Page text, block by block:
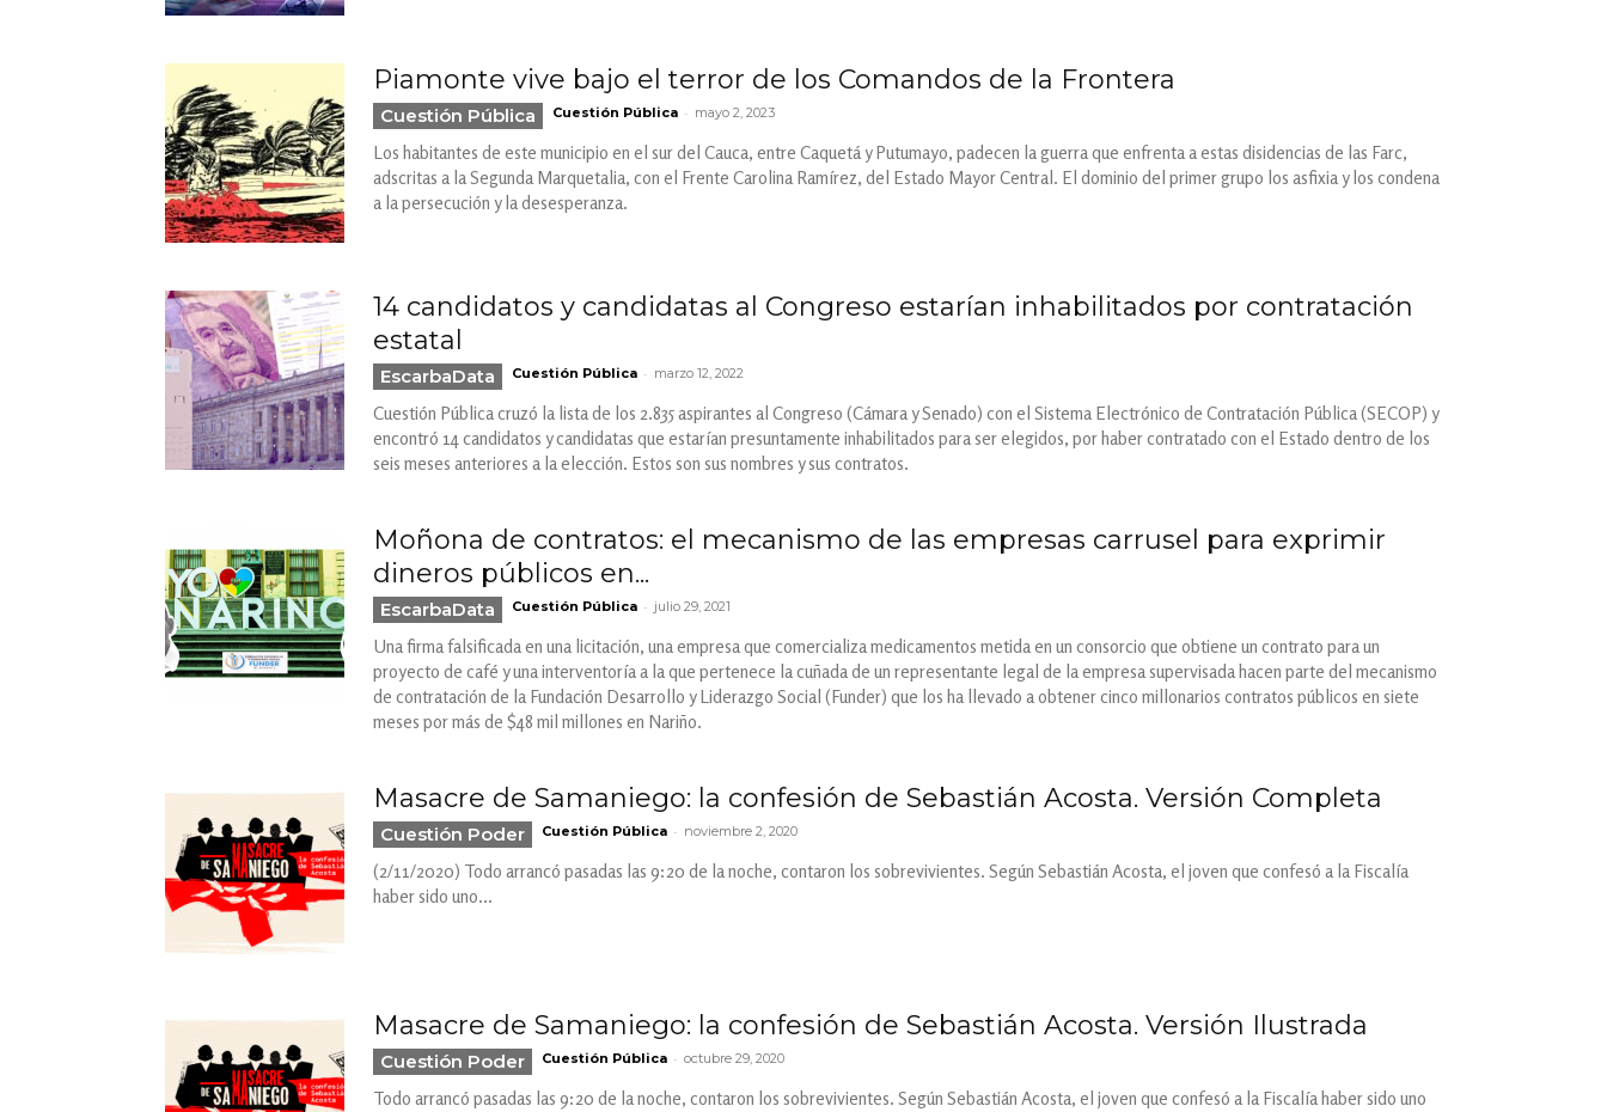
Piamonte vive bajo el terror de los Comandos de la Frontera
Cuestión Pública Cuestión Pública - mayo 2, 2023
Los habitantes de este municipio en el sur del Cauca, entre Caquetá y Putumayo, padecen la guerra que enfrenta a estas disidencias de las Farc,
adscritas a la Segunda Marquetalia, con el Frente Carolina Ramírez, del Estado Mayor Central. El dominio del primer grupo los asfixia y los condena
a la persecución y la desesperanza.
14 candidatos y candidatas al Congreso estarían inhabilitados por contratación
estatal
EscarbaData Cuestión Pública - marzo 12, 2022
Cuestión Pública cruzó la lista de los 2.835 aspirantes al Congreso (Cámara y Senado) con el Sistema Electrónico de Contratación Pública (SECOP) y
encontró 14 candidatos y candidatas que estarían presuntamente inhabilitados para ser elegidos, por haber contratado con el Estado dentro de los
seis meses anteriores a la elección. Estos son sus nombres y sus contratos.
Moñona de contratos: el mecanismo de las empresas carrusel para exprimir
dineros públicos en...
EscarbaData Cuestión Pública - julio 29, 2021
Una firma falsificada en una licitación, una empresa que comercializa medicamentos metida en un consorcio que obtiene un contrato para un
proyecto de café y una interventoría a la que pertenece la cuñada de un representante legal de la empresa supervisada hacen parte del mecanismo
de contratación de la Fundación Desarrollo y Liderazgo Social (Funder) que los ha llevado a obtener cinco millonarios contratos públicos en siete
meses por más de $48 mil millones en Nariño.
Masacre de Samaniego: la confesión de Sebastián Acosta. Versión Completa
Cuestión Poder Cuestión Pública - noviembre 2, 2020
(2/11/2020) Todo arrancó pasadas las 9:20 de la noche, contaron los sobrevivientes. Según Sebastián Acosta, el joven que confesó a la Fiscalía
haber sido uno...
Masacre de Samaniego: la confesión de Sebastián Acosta. Versión Ilustrada
Cuestión Poder Cuestión Pública - octubre 29, 2020
Todo arrancó pasadas las 9:20 de la noche, contaron los sobrevivientes. Según Sebastián Acosta, el joven que confesó a la Fiscalía haber sido uno